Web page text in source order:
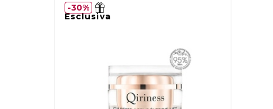
Esclusiva
30%